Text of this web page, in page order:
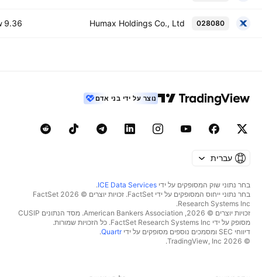
028080
Humax Holdings Co., Ltd
9.36 B
נוצר על ידי בני אדם
עברית
בחר נתוני שוק המסופקים על ידי ICE Data Services
.
בחר נתוני ייחוס המסופקים על ידי FactSet. זכויות יוצרים © 2026 ‏FactSet
Research Systems Inc.‏
זכויות יוצרים © 2026, ‏American Bankers Association. מסד הנתונים CUSIP
מסופק על ידי FactSet Research Systems Inc. כל הזכויות שמורות.
דיווחי SEC ומסמכים נוספים מסופקים על ידי
Quartr
.
© 2026 ‏TradingView, Inc.‏